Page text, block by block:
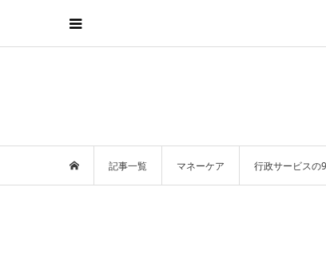
記事一覧 マネーケア 行政サービスの